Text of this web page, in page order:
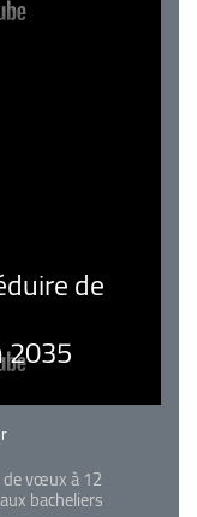
de
2035
de vœux à 12
bacheliers